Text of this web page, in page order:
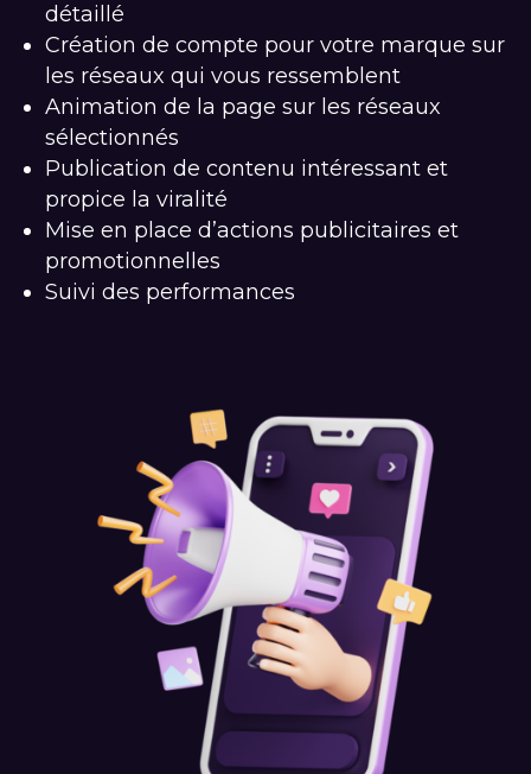
détaillé
Création de compte pour votre marque sur
les réseaux qui vous ressemblent
Animation de la page sur les réseaux
sélectionnés
Publication de contenu intéressant et
propice la viralité
Mise en place d’actions publicitaires et
promotionnelles
Suivi des performances